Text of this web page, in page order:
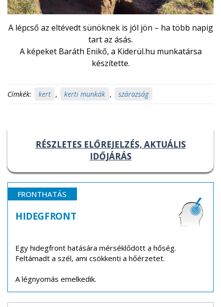
A lépcső az eltévedt sünöknek is jól jön – ha több napig
tart az ásás.
A képeket Baráth Enikő, a Kiderül.hu munkatársa
készítette.
Címkék: kert , kerti munkák , szárazság
RÉSZLETES ELŐREJELZÉS, AKTUÁLIS
IDŐJÁRÁS
FRONTHATÁS
HIDEGFRONT
Egy hidegfront hatására mérséklődött a hőség.
Feltámadt a szél, ami csökkenti a hőérzetet.
A légnyomás emelkedik.